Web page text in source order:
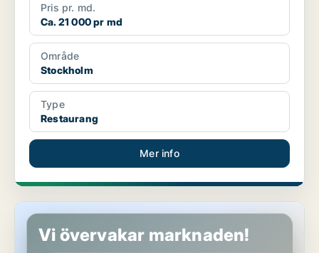
Pris pr. md.
Ca. 21 000 pr md
Område
Stockholm
Type
Restaurang
Mer info
Restaurang i Stockholm, Östermalm
Vi övervakar marknaden!